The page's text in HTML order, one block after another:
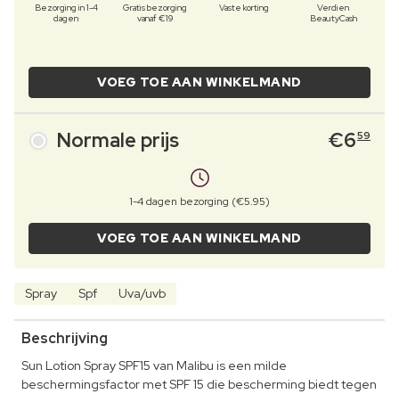
Bezorging in 1-4
dagen
Gratis bezorging
vanaf €19
Vaste korting
Verdien
BeautyCash
VOEG TOE AAN WINKELMAND
Normale prijs €659
1-4 dagen bezorging (€5.95)
VOEG TOE AAN WINKELMAND
Spray Spf Uva/uvb
Beschrijving
Sun Lotion Spray SPF15 van Malibu is een milde
beschermingsfactor met SPF 15 die bescherming biedt tegen